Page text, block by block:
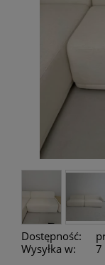
Dostępność:
Wysyłka w:
7